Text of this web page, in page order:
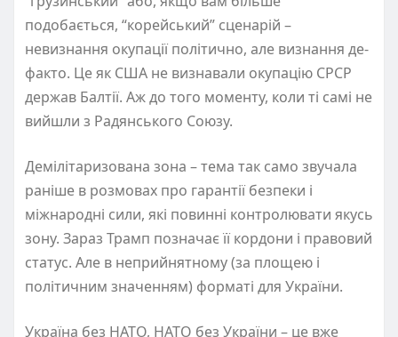
подобається, “корейський” сценарій –
невизнання окупації політично, але визнання де-
факто. Це як США не визнавали окупацію СРСР
держав Балтії. Аж до того моменту, коли ті самі не
вийшли з Радянського Союзу.
Демілітаризована зона – тема так само звучала
раніше в розмовах про гарантії безпеки і
міжнародні сили, які повинні контролювати якусь
зону. Зараз Трамп позначає її кордони і правовий
статус. Але в неприйнятному (за площею і
політичним значенням) форматі для України.
Україна без НАТО, НАТО без України – це вже